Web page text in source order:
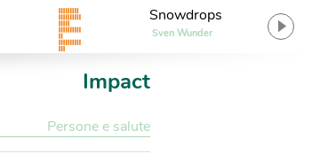
Snowdrops
Sven Wunder
Impact
Persone e salute